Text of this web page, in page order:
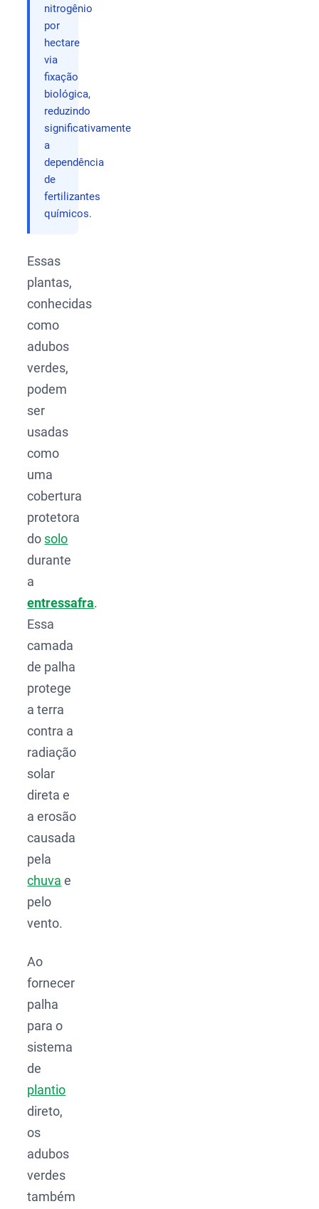
nitrogênio
por
hectare
via
fixação
biológica,
reduzindo
significativamente
a
dependência
de
fertilizantes
químicos.
Essas
plantas,
conhecidas
como
adubos
verdes,
podem
ser
usadas
como
uma
cobertura
protetora
do solo
durante
a
entressafra.
Essa
camada
de palha
protege
a terra
contra a
radiação
solar
direta e
a erosão
causada
pela
chuva e
pelo
vento.
Ao
fornecer
palha
para o
sistema
de
plantio
direto,
os
adubos
verdes
também